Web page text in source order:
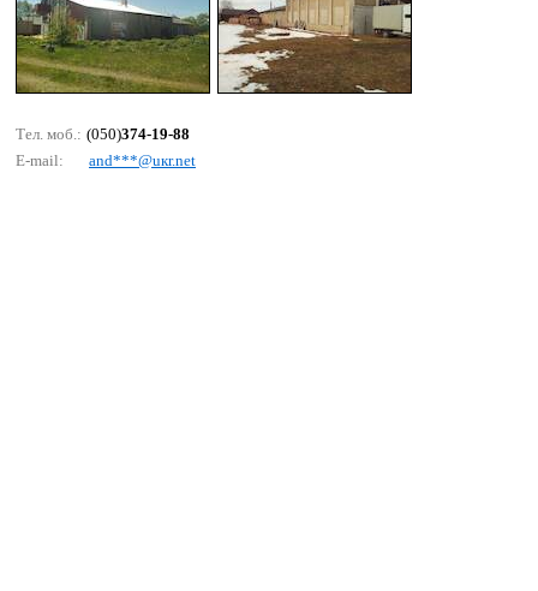
Тел. моб.: (050)374-19-88
E-mail:
аnd***@uкr.nеt